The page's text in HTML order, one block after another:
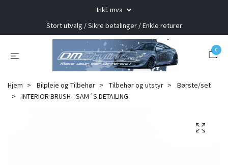
Inkl. mva
Stort utvalg / Sikre betalinger / Enkle returer
0
Hjem Bilpleie og Tilbehør Tilbehør og utstyr
Børste/set
INTERIOR BRUSH - SAM´S DETAILING